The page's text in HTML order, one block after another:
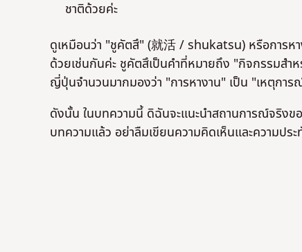
ชาติด้วยค่ะ
ดูเหมือนว่า "ชูคัตสึ" (就活 / shukatsu) หรือการห
ด้วยเช่นกันค่ะ ชูคัตสึเป็นคำที่หมายถึง "กิจกรรมสำ
ญี่ปุ่นจำนวนมากมองว่า "การหางาน" เป็น "เหตุกา
ดังนั้น ในบทความนี้ ดิฉันจะแนะนำสถานการณ์จริ
บทความแล้ว อย่าลืมเขียนความคิดเห็นและความปร